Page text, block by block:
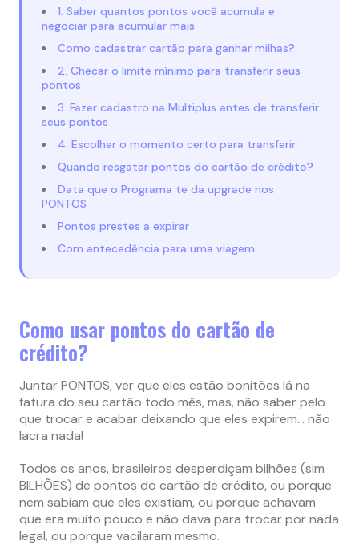
1. Saber quantos pontos você acumula e
negociar para acumular mais
Como cadastrar cartão para ganhar milhas?
2. Checar o limite mínimo para transferir seus
pontos
3. Fazer cadastro na Multiplus antes de transferir
seus pontos
4. Escolher o momento certo para transferir
Quando resgatar pontos do cartão de crédito?
Data que o Programa te da upgrade nos
PONTOS
Pontos prestes a expirar
Com antecedência para uma viagem
Como usar pontos do cartão de
crédito?
Juntar PONTOS, ver que eles estão bonitões lá na
fatura do seu cartão todo mês, mas, não saber pelo
que trocar e acabar deixando que eles expirem… não
lacra nada!
Todos os anos, brasileiros desperdiçam bilhões (sim
BILHÕES) de pontos do cartão de crédito, ou porque
nem sabiam que eles existiam, ou porque achavam
que era muito pouco e não dava para trocar por nada
legal, ou porque vacilaram mesmo.